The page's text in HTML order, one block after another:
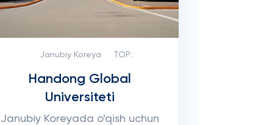
Janubiy Koreya TOP:
Handong Global
Universiteti
Janubiy Koreyada o'qish uchun